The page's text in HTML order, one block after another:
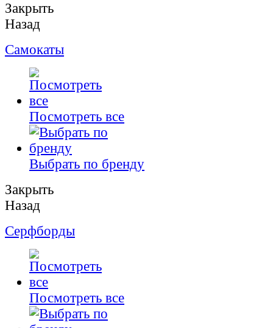
Закрыть
Назад
Самокаты
Посмотреть все
Выбрать по бренду
Закрыть
Назад
Серфборды
Посмотреть все